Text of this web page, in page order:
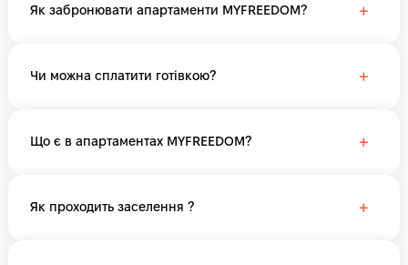
Як забронювати апартаменти MYFREEDOM? +
Чи можна сплатити готівкою? +
Що є в апартаментах MYFREEDOM? +
Як проходить заселення ? +